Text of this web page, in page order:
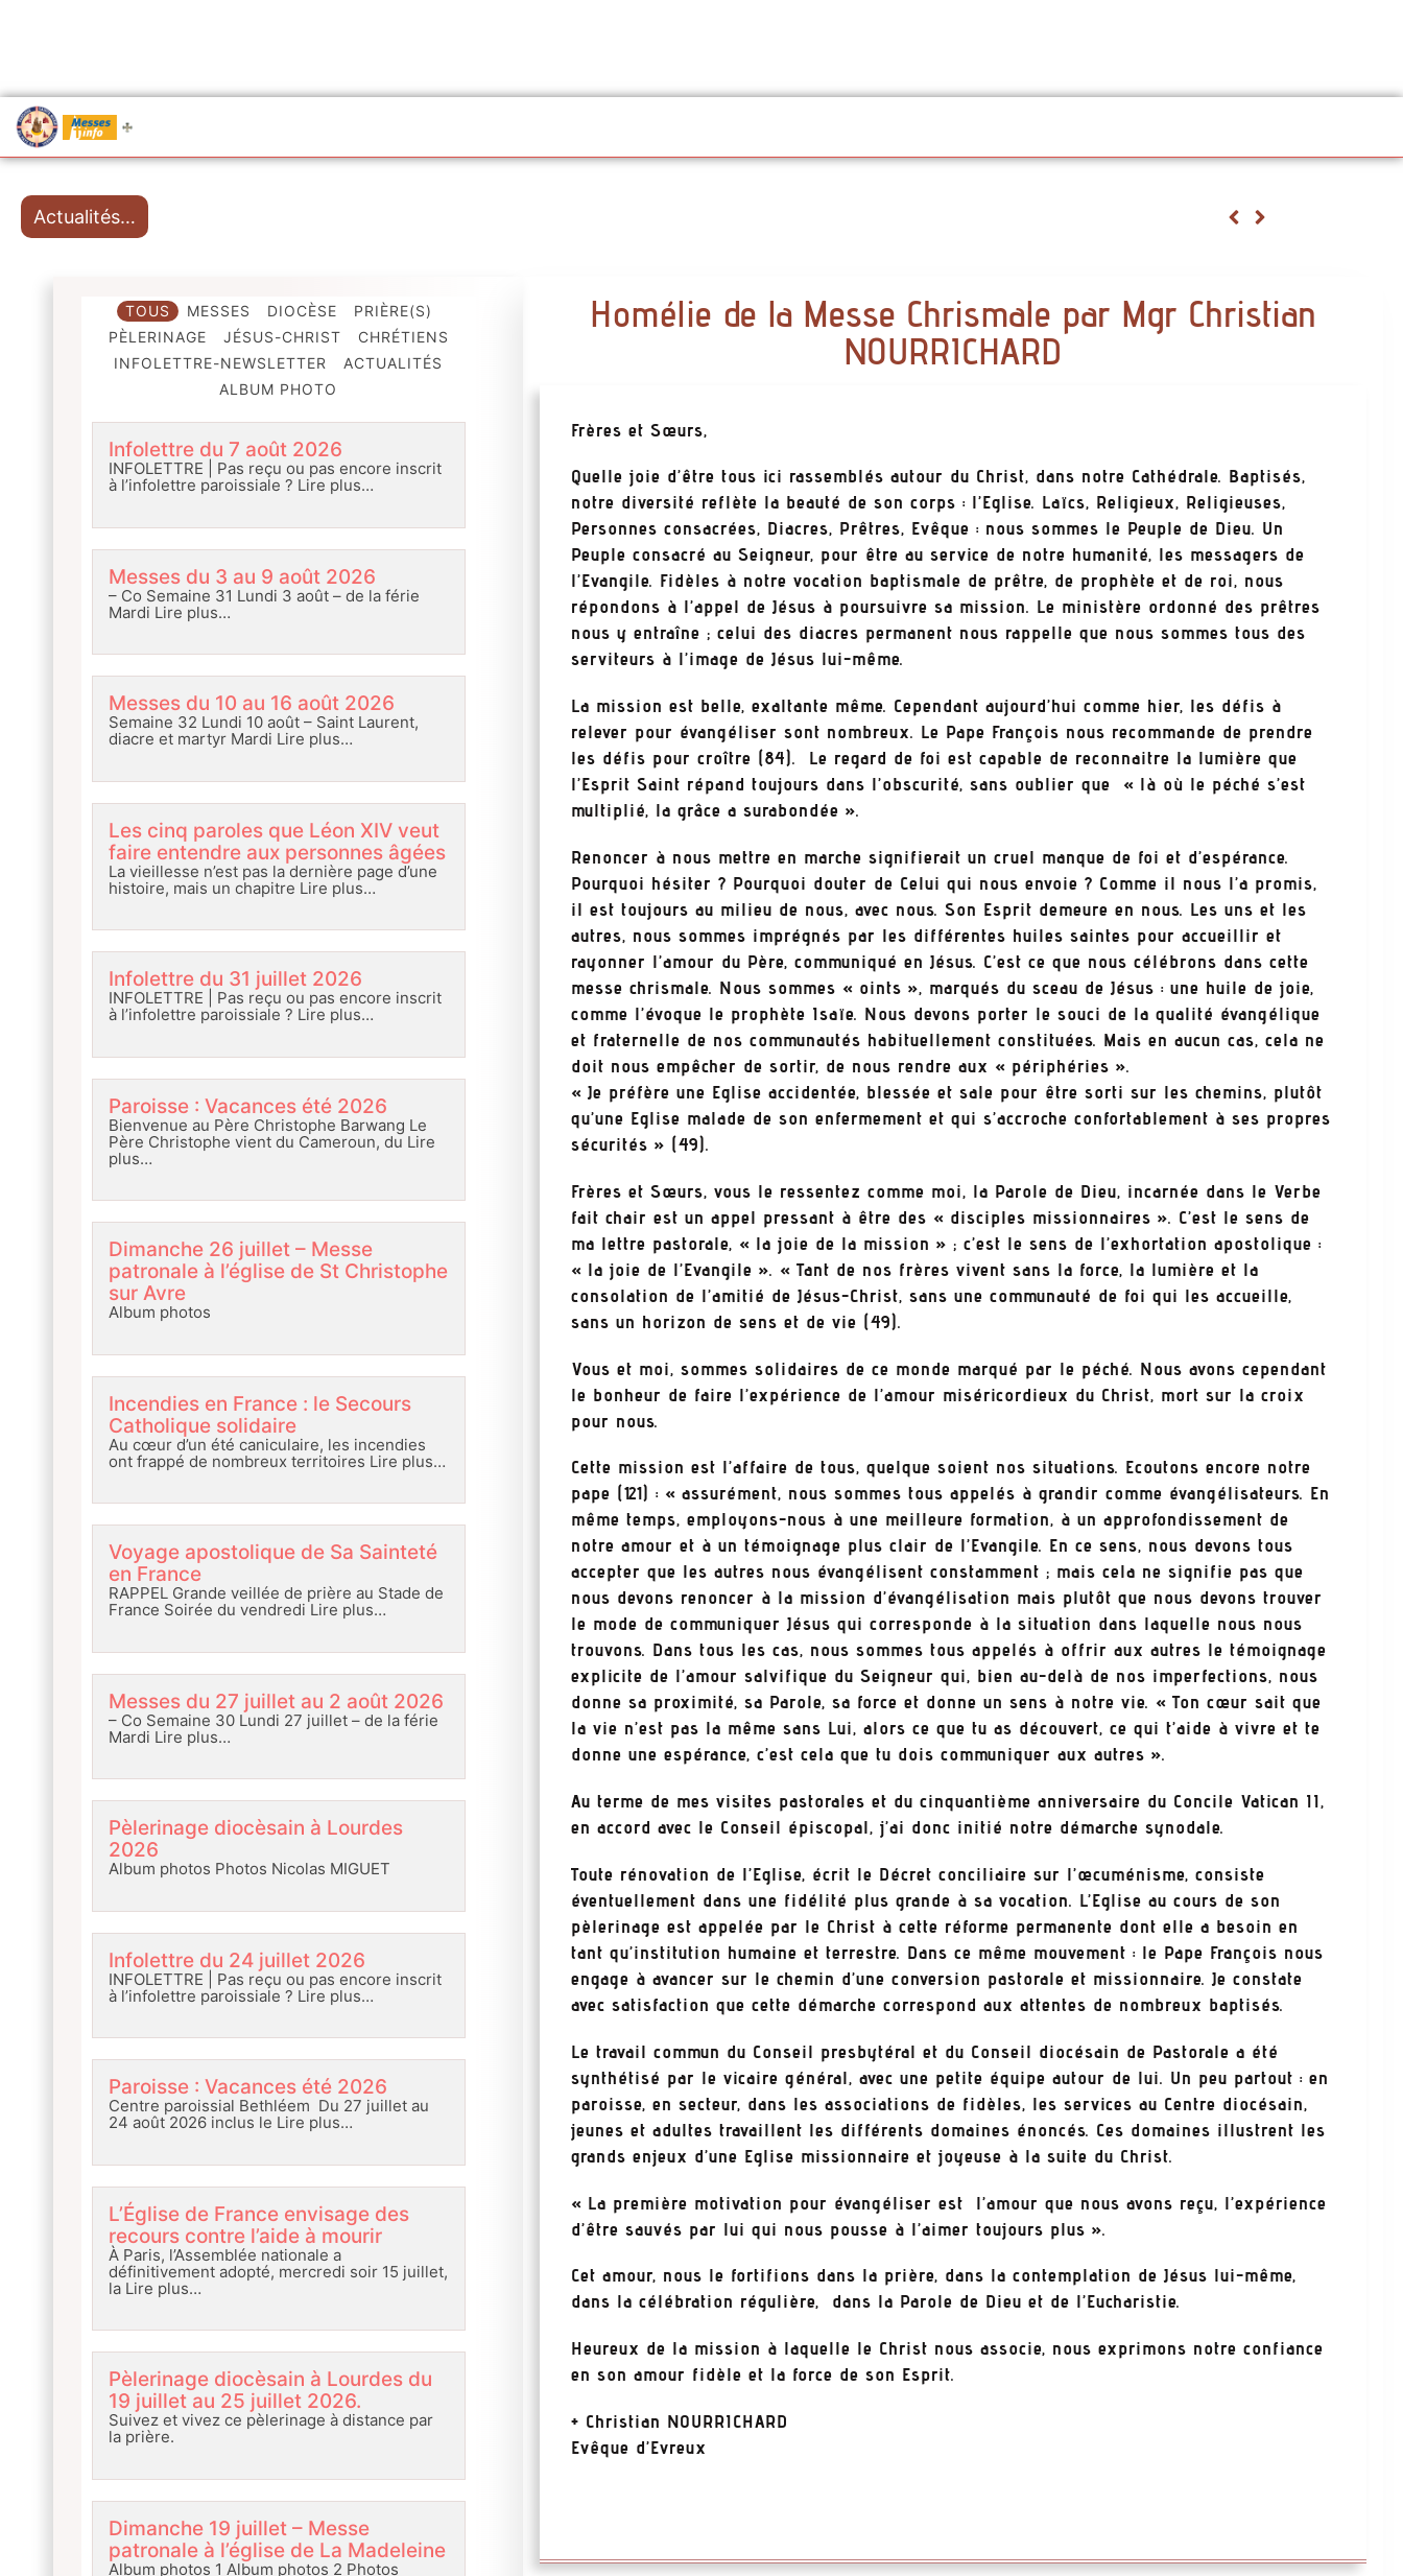
Messes
Actualités…
TOUS MESSES DIOCÈSE
PRIÈRE(S)
PÈLERINAGE
JÉSUS-CHRIST
CHRÉTIENS
INFOLETTRE-NEWSLETTER
ACTUALITÉS
ALBUM PHOTO
Infolettre du 7 août 2026
INFOLETTRE | Pas reçu ou pas encore inscrit
à l’infolettre paroissiale ? Lire plus…
Messes du 3 au 9 août 2026
– Co Semaine 31 Lundi 3 août – de la férie
Mardi Lire plus…
Messes du 10 au 16 août 2026
Semaine 32 Lundi 10 août – Saint Laurent,
diacre et martyr Mardi Lire plus…
Les cinq paroles que Léon XIV veut
faire entendre aux personnes âgées
La vieillesse n’est pas la dernière page d’une
histoire, mais un chapitre Lire plus…
Infolettre du 31 juillet 2026
INFOLETTRE | Pas reçu ou pas encore inscrit
à l’infolettre paroissiale ? Lire plus…
Paroisse : Vacances été 2026
Bienvenue au Père Christophe Barwang Le
Père Christophe vient du Cameroun, du Lire
plus…
Dimanche 26 juillet – Messe
patronale à l’église de St Christophe
sur Avre
Album photos
Incendies en France : le Secours
Catholique solidaire
Au cœur d’un été caniculaire, les incendies
ont frappé de nombreux territoires Lire plus…
Voyage apostolique de Sa Sainteté
en France
RAPPEL Grande veillée de prière au Stade de
France Soirée du vendredi Lire plus…
Messes du 27 juillet au 2 août 2026
– Co Semaine 30 Lundi 27 juillet – de la férie
Mardi Lire plus…
Pèlerinage diocèsain à Lourdes
2026
Album photos Photos Nicolas MIGUET
Infolettre du 24 juillet 2026
INFOLETTRE | Pas reçu ou pas encore inscrit
à l’infolettre paroissiale ? Lire plus…
Paroisse : Vacances été 2026
Centre paroissial Bethléem Du 27 juillet au
24 août 2026 inclus le Lire plus…
L’Église de France envisage des
recours contre l’aide à mourir
À Paris, l’Assemblée nationale a
définitivement adopté, mercredi soir 15 juillet,
la Lire plus…
Pèlerinage diocèsain à Lourdes du
19 juillet au 25 juillet 2026.
Suivez et vivez ce pèlerinage à distance par
la prière.
Dimanche 19 juillet – Messe
patronale à l’église de La Madeleine
Album photos 1 Album photos 2 Photos
Homélie de la Messe Chrismale par Mgr Christian
NOURRICHARD
Frères et Sœurs,
Quelle joie d’être tous ici rassemblés autour du Christ, dans notre Cathédrale. Baptisés,
notre diversité reflète la beauté de son corps : l’Eglise. Laïcs, Religieux, Religieuses,
Personnes consacrées, Diacres, Prêtres, Evêque : nous sommes le Peuple de Dieu. Un
Peuple consacré au Seigneur, pour être au service de notre humanité, les messagers de
l’Evangile. Fidèles à notre vocation baptismale de prêtre, de prophète et de roi, nous
répondons à l’appel de Jésus à poursuivre sa mission. Le ministère ordonné des prêtres
nous y entraîne ; celui des diacres permanent nous rappelle que nous sommes tous des
serviteurs à l’image de Jésus lui-même.
La mission est belle, exaltante même. Cependant aujourd’hui comme hier, les défis à
relever pour évangéliser sont nombreux. Le Pape François nous recommande de prendre
les défis pour croître (84). Le regard de foi est capable de reconnaitre la lumière que
l’Esprit Saint répand toujours dans l’obscurité, sans oublier que « là où le péché s’est
multiplié, la grâce a surabondée ».
Renoncer à nous mettre en marche signifierait un cruel manque de foi et d’espérance.
Pourquoi hésiter ? Pourquoi douter de Celui qui nous envoie ? Comme il nous l’a promis,
il est toujours au milieu de nous, avec nous. Son Esprit demeure en nous. Les uns et les
autres, nous sommes imprégnés par les différentes huiles saintes pour accueillir et
rayonner l’amour du Père, communiqué en Jésus. C’est ce que nous célébrons dans cette
messe chrismale. Nous sommes « oints », marqués du sceau de Jésus : une huile de joie,
comme l’évoque le prophète Isaïe. Nous devons porter le souci de la qualité évangélique
et fraternelle de nos communautés habituellement constituées. Mais en aucun cas, cela ne
doit nous empêcher de sortir, de nous rendre aux « périphéries ».
« Je préfère une Eglise accidentée, blessée et sale pour être sorti sur les chemins, plutôt
qu’une Eglise malade de son enfermement et qui s’accroche confortablement à ses propres
sécurités » (49).
Frères et Sœurs, vous le ressentez comme moi, la Parole de Dieu, incarnée dans le Verbe
fait chair est un appel pressant à être des « disciples missionnaires ». C’est le sens de
ma lettre pastorale, « la joie de la mission » ; c’est le sens de l’exhortation apostolique :
« la joie de l’Evangile ». « Tant de nos frères vivent sans la force, la lumière et la
consolation de l’amitié de Jésus-Christ, sans une communauté de foi qui les accueille,
sans un horizon de sens et de vie (49).
Vous et moi, sommes solidaires de ce monde marqué par le péché. Nous avons cependant
le bonheur de faire l’expérience de l’amour miséricordieux du Christ, mort sur la croix
pour nous.
Cette mission est l’affaire de tous, quelque soient nos situations. Ecoutons encore notre
pape (121) : « assurément, nous sommes tous appelés à grandir comme évangélisateurs. En
même temps, employons-nous à une meilleure formation, à un approfondissement de
notre amour et à un témoignage plus clair de l’Evangile. En ce sens, nous devons tous
accepter que les autres nous évangélisent constamment ; mais cela ne signifie pas que
nous devons renoncer à la mission d’évangélisation mais plutôt que nous devons trouver
le mode de communiquer Jésus qui corresponde à la situation dans laquelle nous nous
trouvons. Dans tous les cas, nous sommes tous appelés à offrir aux autres le témoignage
explicite de l’amour salvifique du Seigneur qui, bien au-delà de nos imperfections, nous
donne sa proximité, sa Parole, sa force et donne un sens à notre vie. « Ton cœur sait que
la vie n’est pas la même sans Lui, alors ce que tu as découvert, ce qui t’aide à vivre et te
donne une espérance, c’est cela que tu dois communiquer aux autres ».
Au terme de mes visites pastorales et du cinquantième anniversaire du Concile Vatican II,
en accord avec le Conseil épiscopal, j’ai donc initié notre démarche synodale.
Toute rénovation de l’Eglise, écrit le Décret conciliaire sur l’œcuménisme, consiste
éventuellement dans une fidélité plus grande à sa vocation. L’Eglise au cours de son
pèlerinage est appelée par le Christ à cette réforme permanente dont elle a besoin en
tant qu’institution humaine et terrestre. Dans ce même mouvement : le Pape François nous
engage à avancer sur le chemin d’une conversion pastorale et missionnaire. Je constate
avec satisfaction que cette démarche correspond aux attentes de nombreux baptisés.
Le travail commun du Conseil presbytéral et du Conseil diocésain de Pastorale a été
synthétisé par le vicaire général, avec une petite équipe autour de lui. Un peu partout : en
paroisse, en secteur, dans les associations de fidèles, les services au Centre diocésain,
jeunes et adultes travaillent les différents domaines énoncés. Ces domaines illustrent les
grands enjeux d’une Eglise missionnaire et joyeuse à la suite du Christ.
« La première motivation pour évangéliser est l’amour que nous avons reçu, l’expérience
d’être sauvés par lui qui nous pousse à l’aimer toujours plus ».
Cet amour, nous le fortifions dans la prière, dans la contemplation de Jésus lui-même,
dans la célébration régulière, dans la Parole de Dieu et de l’Eucharistie.
Heureux de la mission à laquelle le Christ nous associe, nous exprimons notre confiance
en son amour fidèle et la force de son Esprit.
+ Christian NOURRICHARD
Evêque d’Evreux